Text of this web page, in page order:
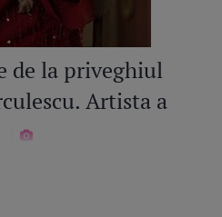
de la priveghiul
Artista a